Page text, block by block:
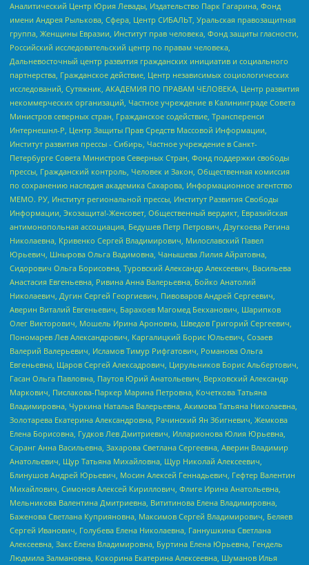
Аналитический Центр Юрия Левады, Издательство Парк Гагарина, Фонд
имени Андрея Рылькова, Сфера, Центр СИБАЛЬТ, Уральская правозащитная
группа, Женщины Евразии, Институт прав человека, Фонд защиты гласности,
Российский исследовательский центр по правам человека,
Дальневосточный центр развития гражданских инициатив и социального
партнерства, Гражданское действие, Центр независимых социологических
исследований, Сутяжник, АКАДЕМИЯ ПО ПРАВАМ ЧЕЛОВЕКА, Центр развития
некоммерческих организаций, Частное учреждение в Калининграде Совета
Министров северных стран, Гражданское содействие, Трансперенси
Интернешнл-Р, Центр Защиты Прав Средств Массовой Информации,
Институт развития прессы - Сибирь, Частное учреждение в Санкт-
Петербурге Совета Министров Северных Стран, Фонд поддержки свободы
прессы, Гражданский контроль, Человек и Закон, Общественная комиссия
по сохранению наследия академика Сахарова, Информационное агентство
МЕМО. РУ, Институт региональной прессы, Институт Развития Свободы
Информации, Экозащита!-Женсовет, Общественный вердикт, Евразийская
антимонопольная ассоциация, Бедушев Петр Петрович, Дзугкоева Регина
Николаевна, Кривенко Сергей Владимирович, Милославский Павел
Юрьевич, Шнырова Ольга Вадимовна, Чанышева Лилия Айратовна,
Сидорович Ольга Борисовна, Туровский Александр Алексеевич, Васильева
Анастасия Евгеньевна, Ривина Анна Валерьевна, Бойко Анатолий
Николаевич, Дугин Сергей Георгиевич, Пивоваров Андрей Сергеевич,
Аверин Виталий Евгеньевич, Барахоев Магомед Бекханович, Шарипков
Олег Викторович, Мошель Ирина Ароновна, Шведов Григорий Сергеевич,
Пономарев Лев Александрович, Каргалицкий Борис Юльевич, Созаев
Валерий Валерьевич, Исламов Тимур Рифгатович, Романова Ольга
Евгеньевна, Щаров Сергей Алексадрович, Цирульников Борис Альбертович,
Гасан Ольга Павловна, Паутов Юрий Анатольевич, Верховский Александр
Маркович, Пислакова-Паркер Марина Петровна, Кочеткова Татьяна
Владимировна, Чуркина Наталья Валерьевна, Акимова Татьяна Николаевна,
Золотарева Екатерина Александровна, Рачинский Ян Збигневич, Жемкова
Елена Борисовна, Гудков Лев Дмитриевич, Илларионова Юлия Юрьевна,
Саранг Анна Васильевна, Захарова Светлана Сергеевна, Аверин Владимир
Анатольевич, Щур Татьяна Михайловна, Щур Николай Алексеевич,
Блинушов Андрей Юрьевич, Мосин Алексей Геннадьевич, Гефтер Валентин
Михайлович, Симонов Алексей Кириллович, Флиге Ирина Анатольевна,
Мельникова Валентина Дмитриевна, Вититинова Елена Владимировна,
Баженова Светлана Куприяновна, Максимов Сергей Владимирович, Беляев
Сергей Иванович, Голубева Елена Николаевна, Ганнушкина Светлана
Алексеевна, Закс Елена Владимировна, Буртина Елена Юрьевна, Гендель
Людмила Залмановна, Кокорина Екатерина Алексеевна, Шуманов Илья